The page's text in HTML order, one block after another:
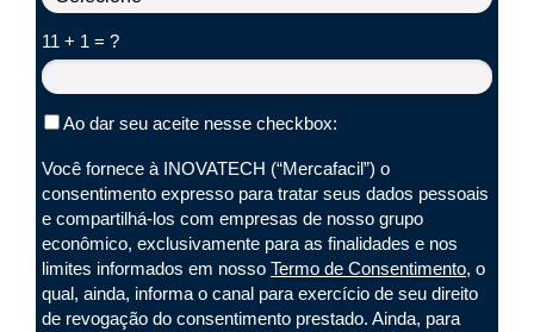
11 + 1 = ?
Ao dar seu aceite nesse checkbox:
Você fornece à INOVATECH (“Mercafacil”) o
consentimento expresso para tratar seus dados pessoais
e compartilhá-los com empresas de nosso grupo
econômico, exclusivamente para as finalidades e nos
limites informados em nosso Termo de Consentimento, o
qual, ainda, informa o canal para exercício de seu direito
de revogação do consentimento prestado. Ainda, para